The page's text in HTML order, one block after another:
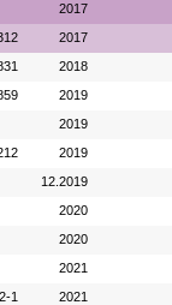
2017
2017
2018
2019
2019
2019
12.2019
2020
2020
2021
1 2021